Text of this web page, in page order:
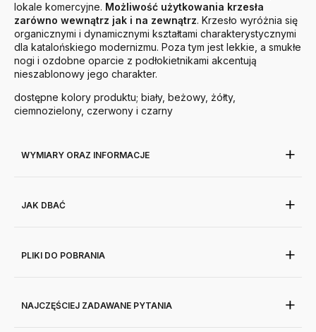
lokale komercyjne. Możliwość użytkowania krzesła
zarówno wewnątrz jak i na zewnątrz. Krzesło wyróżnia się
organicznymi i dynamicznymi kształtami charakterystycznymi
dla katalońskiego modernizmu. Poza tym jest lekkie, a smukłe
nogi i ozdobne oparcie z podłokietnikami akcentują
nieszablonowy jego charakter.
dostępne kolory produktu; biały, beżowy, żółty,
ciemnozielony, czerwony i czarny
WYMIARY ORAZ INFORMACJE
JAK DBAĆ
PLIKI DO POBRANIA
NAJCZĘŚCIEJ ZADAWANE PYTANIA